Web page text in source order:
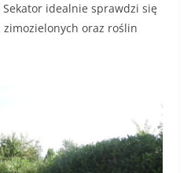
Sekator idealnie sprawdzi się
oraz roślin